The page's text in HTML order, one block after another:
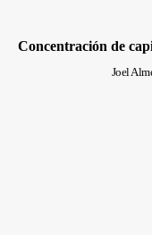
Concentración de
Joel